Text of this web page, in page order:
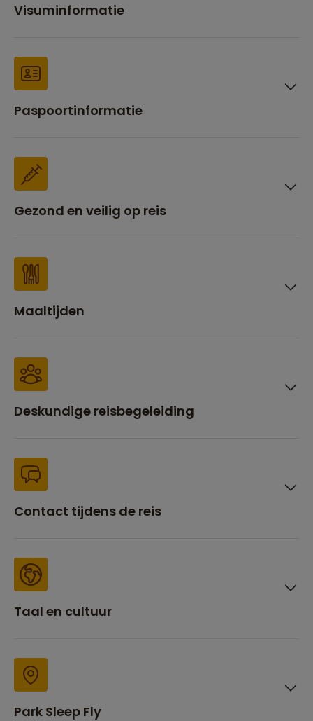
Visuminformatie
Paspoortinformatie
Gezond en veilig op reis
Maaltijden
Deskundige reisbegeleiding
Contact tijdens de reis
Taal en cultuur
Park Sleep Fly